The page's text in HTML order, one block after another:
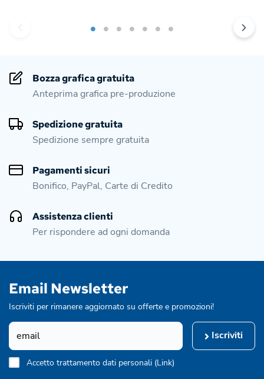
Bozza grafica gratuita
Anteprima grafica pre-produzione
Spedizione gratuita
Spedizione sempre gratuita
Pagamenti sicuri
Bonifico, PayPal, Carte di Credito
Assistenza clienti
Per rispondere ad ogni domanda
Email Newsletter
Iscriviti per rimanere aggiornato su offerte e promozioni!
Iscriviti
Accetto trattamento dati personali (Link)